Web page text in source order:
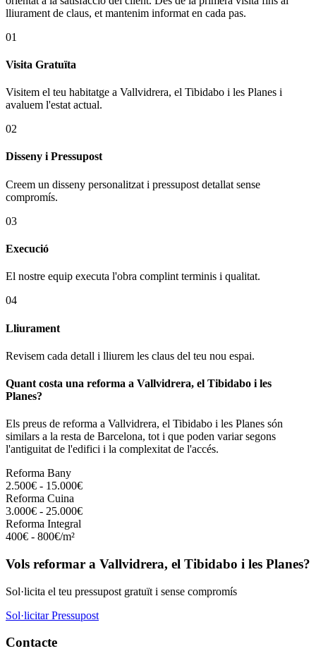
lliurament de claus, et mantenim informat en cada pas.
01
Visita Gratuïta
Visitem el teu habitatge a Vallvidrera, el Tibidabo i les Planes i
avaluem l'estat actual.
02
Disseny i Pressupost
Creem un disseny personalitzat i pressupost detallat sense
compromís.
03
Execució
El nostre equip executa l'obra complint terminis i qualitat.
04
Lliurament
Revisem cada detall i lliurem les claus del teu nou espai.
Quant costa una reforma a Vallvidrera, el Tibidabo i les
Planes?
Els preus de reforma a Vallvidrera, el Tibidabo i les Planes són
similars a la resta de Barcelona, tot i que poden variar segons
l'antiguitat de l'edifici i la complexitat de l'accés.
Reforma Bany
2.500€ - 15.000€
Reforma Cuina
3.000€ - 25.000€
Reforma Integral
400€ - 800€/m²
Vols reformar a Vallvidrera, el Tibidabo i les Planes?
Sol·licita el teu pressupost gratuït i sense compromís
Sol·licitar Pressupost
Contacte